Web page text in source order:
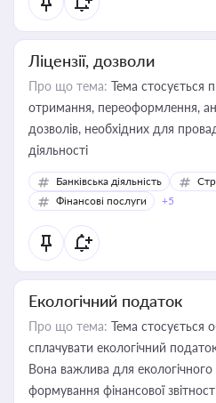
Ліцензії, дозволи
Про що тема: Тема стосується
отримання, переоформлення,
дозволів, необхідних для
діяльності
Банківська діяльність
Фінансові послуги
+5
Екологічний податок
Про що тема: Тема стосується
сплачувати екологічний
Вона важлива для екологічного
формування фінансової